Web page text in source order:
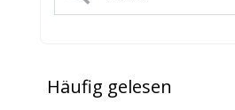
Häufig gelesen